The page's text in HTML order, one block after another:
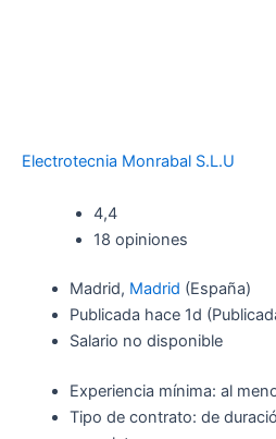
Electrotecnia Monrabal S.L.U
4,4
18 opiniones
Madrid, Madrid (España)
Publicada hace 1d
Salario no disponible
Experiencia mínima: al
Tipo de contrato: de